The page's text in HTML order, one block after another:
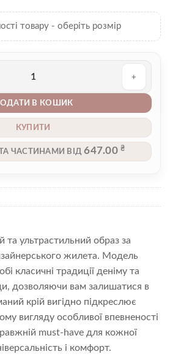
товару - оберіть розмір
В КОШИК
КУПИТИ
ЧАСТИНАМИ ВІД647.00₴
та ультрастильний образ за
жилета. Модель
класичні традиції деніму та
дозволяючи вам залишатися в
крій вигідно підкреслює
вигляду особливої впевненості
must-have для кожної
і комфорт.